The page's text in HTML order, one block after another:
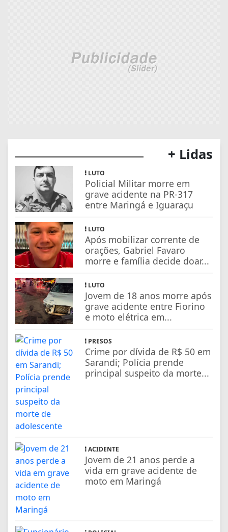
+ Lidas
LUTO
Policial Militar morre em
grave acidente na PR-317
entre Maringá e Iguaraçu
LUTO
Após mobilizar corrente de
orações, Gabriel Favaro
morre e família decide doar...
LUTO
Jovem de 18 anos morre após
grave acidente entre Fiorino
e moto elétrica em...
PRESOS
Crime por dívida de R$ 50 em
Sarandi; Polícia prende
principal suspeito da morte...
ACIDENTE
Jovem de 21 anos perde a
vida em grave acidente de
moto em Maringá